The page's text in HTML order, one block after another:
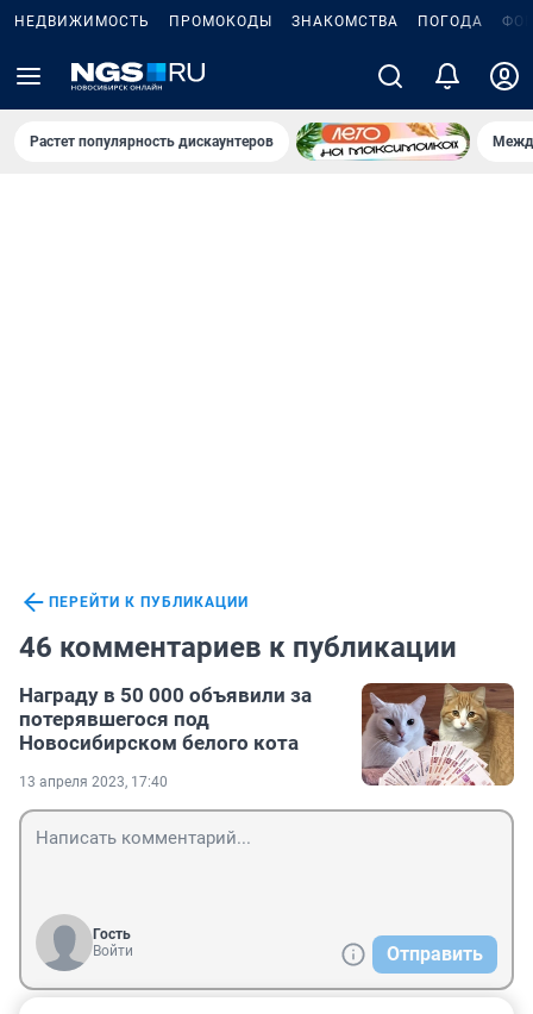
НЕДВИЖИМОСТЬ ПРОМОКОДЫ ЗНАКОМСТВА ПОГОДА
Растет популярность дискаунтеров
ПЕРЕЙТИ К ПУБЛИКАЦИИ
46 комментариев к публикации
Награду в 50 000 объявили за
потерявшегося под
Новосибирском белого кота
13 апреля 2023, 17:40
Гость
Войти
Отправить